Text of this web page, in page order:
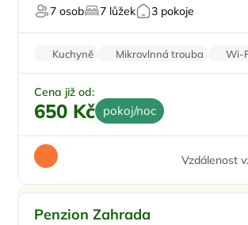
7 osob 7 lůžek 3 pokoje
Kuchyně Mikrovlnná trouba
Wi-
Toaletní potřeby
Balkon/terasa
Cena již od:
650 Kč pokoj/noc
Vzdálenost
Penzion Zahrada